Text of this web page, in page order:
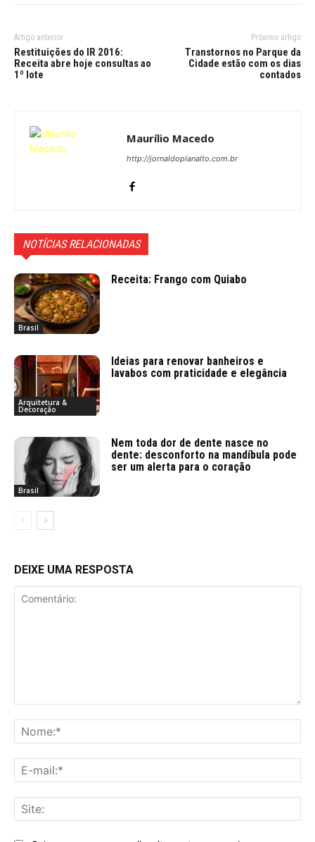
Artigo anterior
Restituições do IR 2016:
Receita abre hoje consultas ao
1º lote
Próximo artigo
Transtornos no Parque da
Cidade estão com os dias
contados
Maurílio Macedo
http://jornaldoplanalto.com.br
NOTÍCIAS RELACIONADAS
Brasil
Receita: Frango com Quiabo
Arquitetura &
Decoração
Ideias para renovar banheiros e
lavabos com praticidade e elegância
Brasil
Nem toda dor de dente nasce no
dente: desconforto na mandíbula pode
ser um alerta para o coração
DEIXE UMA RESPOSTA